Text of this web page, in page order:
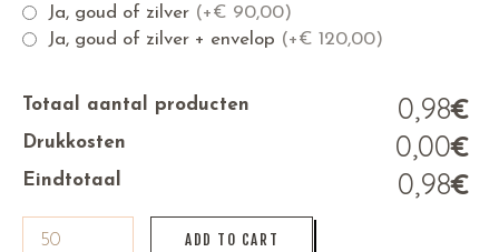
Ja, goud of zilver (+€ 90,00)
Ja, goud of zilver + envelop (+€ 120,00)
Totaal aantal producten €
0,98
Drukkosten €
0,00
Eindtotaal €
0,98
ADD TO CART